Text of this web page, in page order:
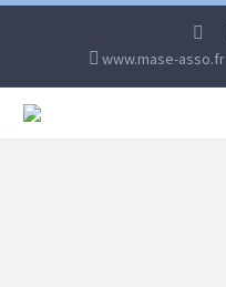
www.mase-asso.fr